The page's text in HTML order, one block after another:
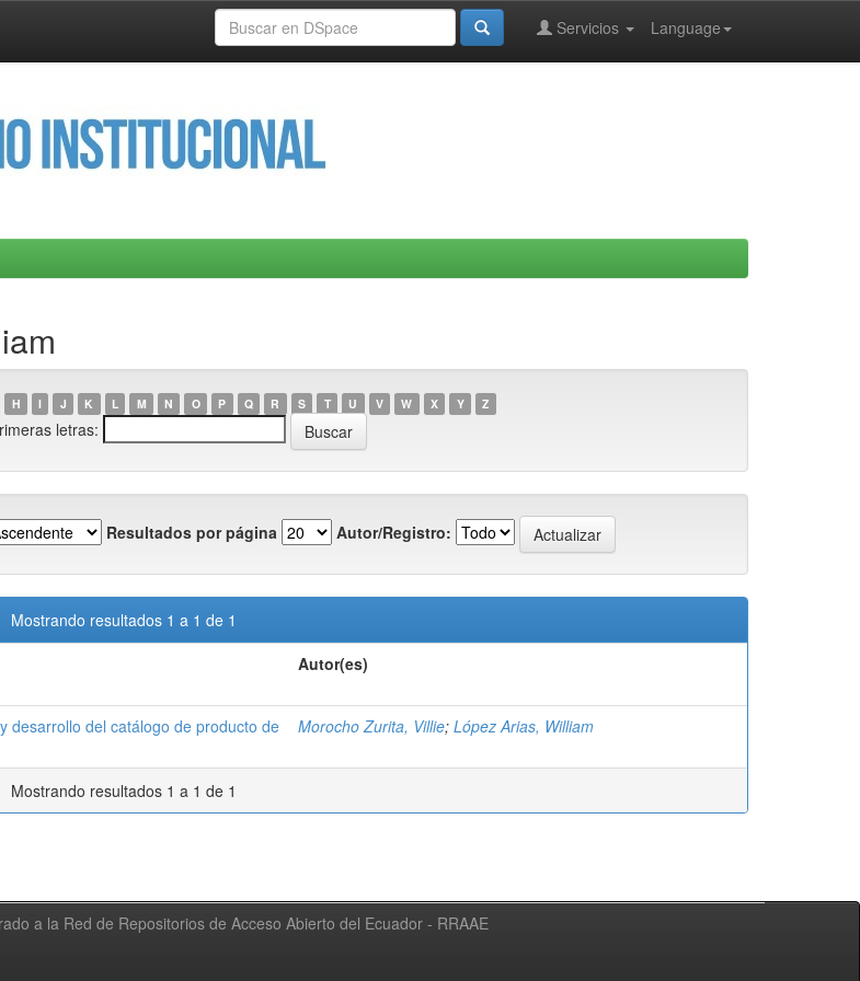
Language
Servicios
H I J K L M N O P Q R S T U V W X Y Z
letras:
Resultados por página Autor/Registro:
Mostrando resultados 1 a 1 de 1
Autor(es)
desarrollo del catálogo de producto de
Morocho Zurita, Villie; López Arias, William
Mostrando resultados 1 a 1 de 1
a la Red de Repositorios de Acceso Abierto del Ecuador - RRAAE